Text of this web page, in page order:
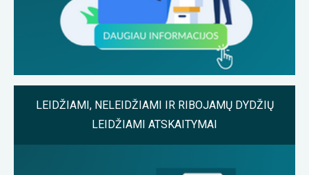
LEIDŽIAMI, NELEIDŽIAMI IR RIBOJAMŲ DYDŽIŲ
LEIDŽIAMI ATSKAITYMAI